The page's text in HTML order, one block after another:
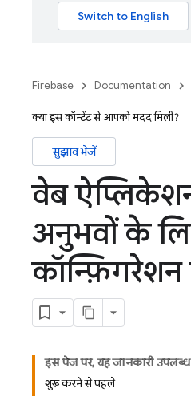
Firebase Documentation
क्या इस कॉन्टेंट से आपको मदद मिली?
सुझाव भेजें
वेब ऐप्लिकेशन
अनुभवों के
इस पेज पर, यह जानकारी
शुरू करने से पहले